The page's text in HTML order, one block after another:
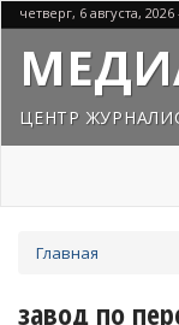
Перейти
к
основному
содержанию
четверг, 6 августа, 2026
ЦЕНТР
здесь
Главная
завод по